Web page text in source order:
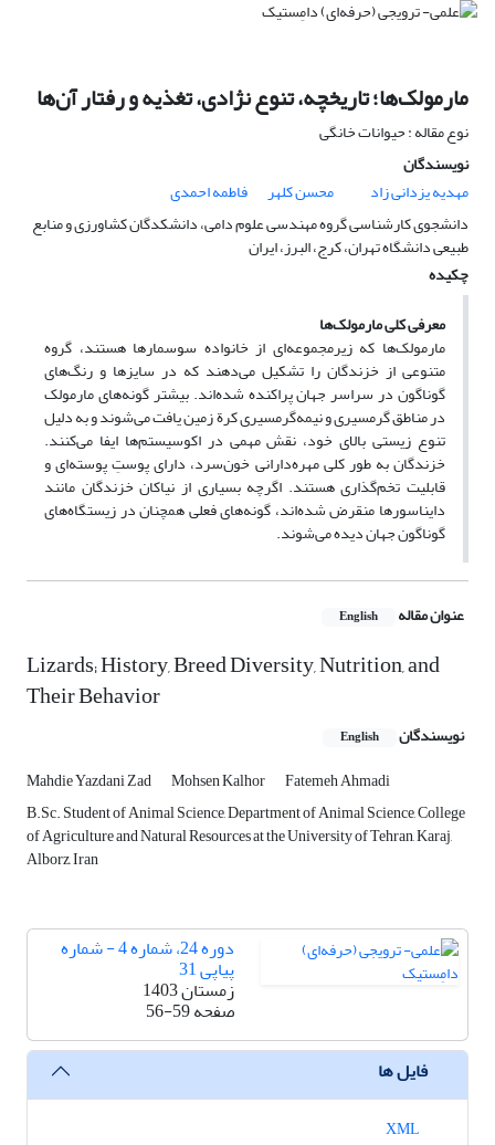
مارمولک‌ها؛ تاریخچه، تنوع نژادی، تغذیه و رفتار آن‌ها
نوع مقاله : حیوانات خانگی
نویسندگان
مهدیه یزدانی زاد
محسن کلهر
فاطمه احمدی
دانشجوی کارشناسی گروه مهندسی علوم دامی، دانشکدگان کشاورزی و منابع
طبیعی دانشگاه تهران، کرج، البرز، ایران
چکیده
معرفی کلی مارمولک‌ها
مارمولک‌ها که زیرمجموعه‌ای از خانواده سوسمارها هستند، گروه
متنوعی از خزندگان را تشکیل می‌دهند که در سایزها و رنگ‌های
گوناگون در سراسر جهان پراکنده شده‌‌اند. بیشتر گونه‌های مارمولک
در مناطق گرمسیری و نیمه‌گرمسیری کرة زمین یافت می‌شوند و به دلیل
تنوع زیستی بالای خود، نقش مهمی در اکوسیستم‌ها ایفا می‌کنند.
خزندگان به طور کلی مهره‌دارانی خون‌سرد، دارای پوستِ پوسته‌ای‌ و
قابلیت تخم‌گذاری هستند. اگرچه بسیاری از نیاکان خزندگان مانند
دایناسورها منقرض شده‌اند، گونه‌های فعلی همچنان در زیستگاه‌های
گوناگون جهان دیده می‌شوند.
عنوان مقاله English
Lizards; History, Breed Diversity, Nutrition, and
Their Behavior
نویسندگان English
Mahdie Yazdani Zad Mohsen Kalhor
Fatemeh Ahmadi
B.Sc. Student of Animal Science, Department of Animal Science, College
of Agriculture and Natural Resources at the University of Tehran, Karaj,
Alborz, Iran
دوره 24، شماره 4 - شماره
پیاپی 31
زمستان 1403
صفحه56-59
فایل ها